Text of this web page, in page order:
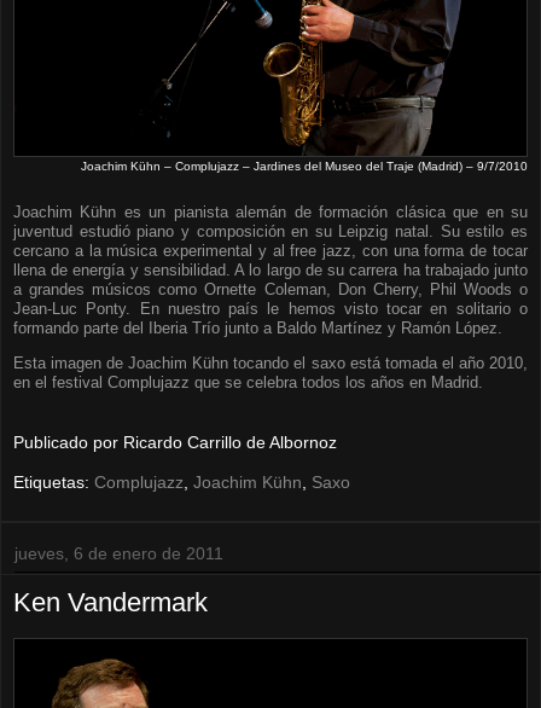
Joachim Kühn – Complujazz – Jardines del Museo del Traje (Madrid) – 9/7/2010
Joachim Kühn es un pianista alemán de formación clásica que en su
juventud estudió piano y composición en su Leipzig natal. Su estilo es
cercano a la música experimental y al free jazz, con una forma de tocar
llena de energía y sensibilidad. A lo largo de su carrera ha trabajado junto
a grandes músicos como Ornette Coleman, Don Cherry, Phil Woods o
Jean-Luc Ponty. En nuestro país le hemos visto tocar en solitario o
formando parte del Iberia Trío junto a Baldo Martínez y Ramón López.
Esta imagen de Joachim Kühn tocando el saxo está tomada el año 2010,
en el festival Complujazz que se celebra todos los años en Madrid.
Publicado por Ricardo Carrillo de Albornoz
Etiquetas: Complujazz Joachim Kühn Saxo
jueves, 6 de enero de 2011
Ken Vandermark